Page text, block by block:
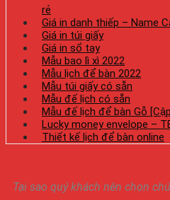
rẻ
Giá in danh thiếp – Name
Giá in túi giấy
Giá in sổ tay
Mẫu bao lì xì 2022
Mẫu lịch để bàn 2022
Mẫu túi giấy có sẵn
Mẫu đế lịch có sẵn
Mẫu đế lịch để bàn Gỗ
Lucky money envelope –
Thiết kế lịch để bàn online
Tại sao quý khách nên chọn